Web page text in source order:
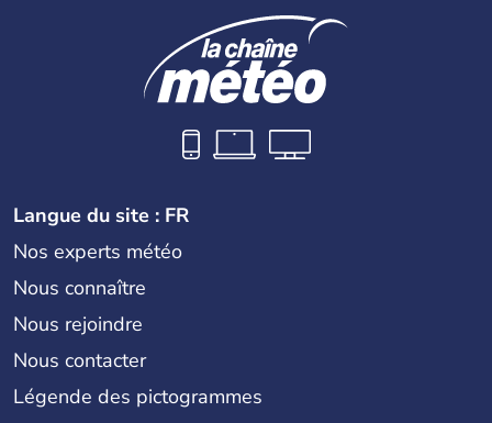
Langue du site : FR
Nos experts météo
Nous connaître
Nous rejoindre
Nous contacter
Légende des pictogrammes